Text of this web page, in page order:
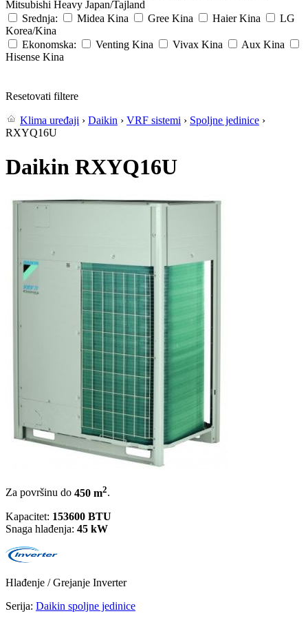
Mitsubishi Heavy Japan/Tajland
Srednja:
Midea Kina Gree Kina Haier Kina
LG
Korea/Kina
Ekonomska:
Venting Kina Vivax Kina Aux Kina
Hisense Kina
Resetovati filtere
Klima uređaji › Daikin › VRF sistemi › Spoljne jedinice ›
RXYQ16U
Daikin RXYQ16U
Za površinu do 450 m2.
Kapacitet: 153600 BTU
Snaga hlađenja: 45 kW
Hlađenje / Grejanje Inverter
Serija: Daikin spoljne jedinice